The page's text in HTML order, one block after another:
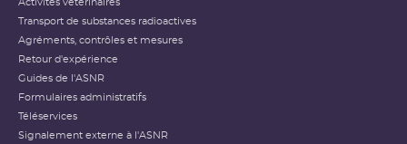
Activités vétérinaires
Transport de substances radioactives
Agréments, contrôles et mesures
Retour d'expérience
Guides de l'ASNR
Formulaires administratifs
Téléservices
Signalement externe à l'ASNR